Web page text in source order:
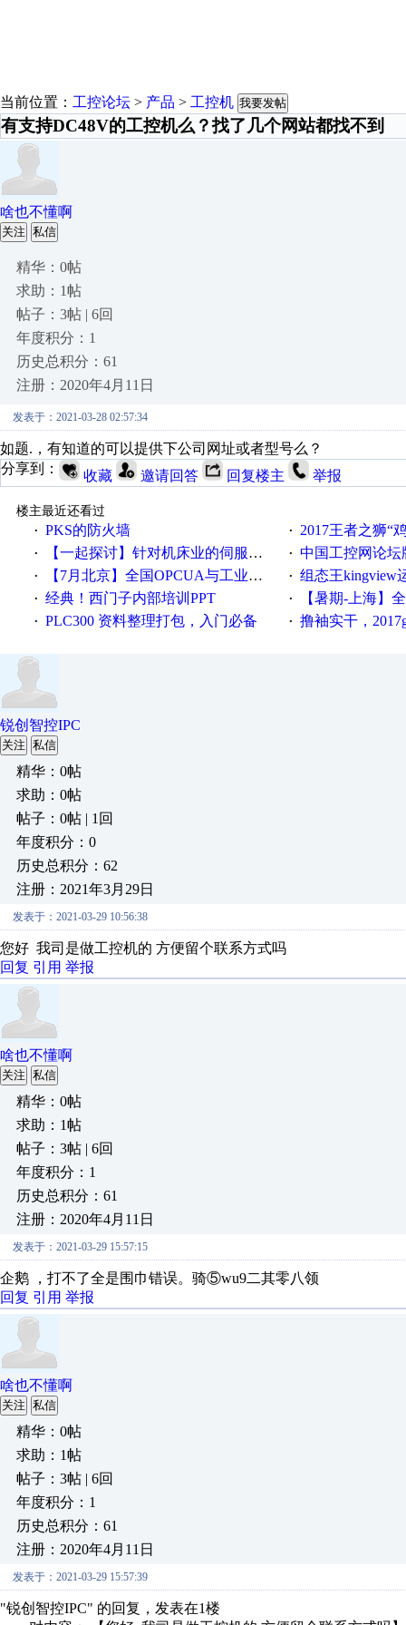
当前位置： 工控论坛 > 产品 > 工控机 我要发帖
有支持DC48V的工控机么？找了几个网站都找不到
啥也不懂啊
关注 私信
精华：0帖
求助：1帖
帖子：3帖 | 6回
年度积分：1
历史总积分：61
注册：2020年4月11日
发表于：2021-03-28 02:57:34
如题.，有知道的可以提供下公司网址或者型号么？
分享到：
收藏 邀请回答 回复楼主 举报
楼主最近还看过
· PKS的防火墙 · 2017王者之狮“鸡”情签到
· 【一起探讨】针对机床业的伺服系统发展，您的期望是什么？ · 中国工控网论坛版
· 【7月北京】全国OPCUA与工业互联技术培训班通知！ · 组态王kingview
· 经典！西门子内部培训PPT · 【暑期-上海】全国工业
· PLC300 资料整理打包，入门必备 · 撸袖实干，2017gongkong®第
锐创智控IPC
关注 私信
精华：0帖
求助：0帖
帖子：0帖 | 1回
年度积分：0
历史总积分：62
注册：2021年3月29日
发表于：2021-03-29 10:56:38
您好 我司是做工控机的 方便留个联系方式吗
回复 引用 举报
啥也不懂啊
关注 私信
精华：0帖
求助：1帖
帖子：3帖 | 6回
年度积分：1
历史总积分：61
注册：2020年4月11日
发表于：2021-03-29 15:57:15
企鹅 ，打不了全是围巾错误。骑⑤wu9二其零八领
回复 引用 举报
啥也不懂啊
关注 私信
精华：0帖
求助：1帖
帖子：3帖 | 6回
年度积分：1
历史总积分：61
注册：2020年4月11日
发表于：2021-03-29 15:57:39
"锐创智控IPC" 的回复，发表在1楼